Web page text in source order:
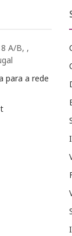
A/B, ,
para a rede